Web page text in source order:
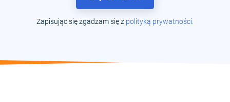
Zapisując się zgadzam się z polityką prywatności.